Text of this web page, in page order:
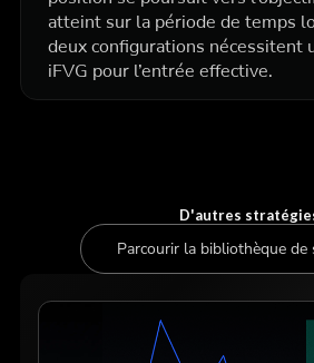
atteint sur la période de temps
deux configurations nécessitent
iFVG pour l’entrée effective.
D'autres
Parcourir la bibliothèque de